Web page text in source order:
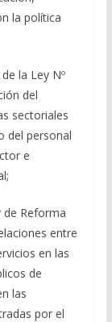
la política
la Ley Nº
del
sectoriales
del personal
e
de Reforma
entre
en las
de
las
por el